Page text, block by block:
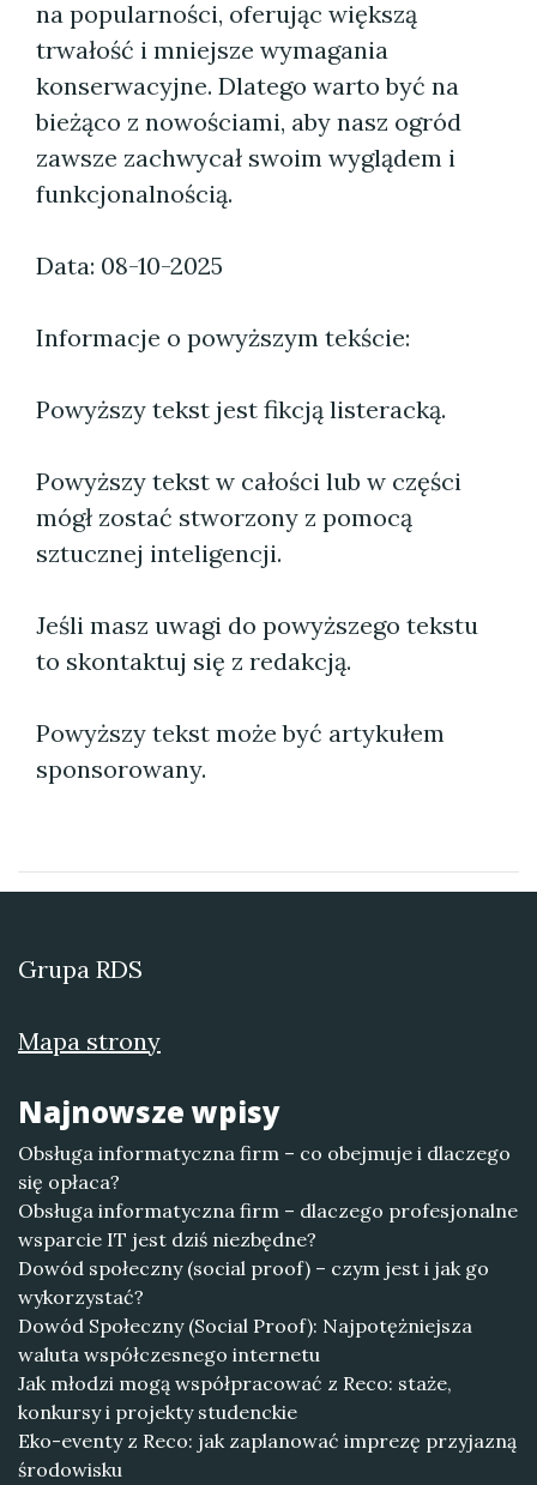
na popularności, oferując większą
trwałość i mniejsze wymagania
konserwacyjne. Dlatego warto być na
bieżąco z nowościami, aby nasz ogród
zawsze zachwycał swoim wyglądem i
funkcjonalnością.
Data: 08-10-2025
Informacje o powyższym tekście:
Powyższy tekst jest fikcją listeracką.
Powyższy tekst w całości lub w części
mógł zostać stworzony z pomocą
sztucznej inteligencji.
Jeśli masz uwagi do powyższego tekstu
to skontaktuj się z redakcją.
Powyższy tekst może być artykułem
sponsorowany.
Grupa RDS
Mapa strony
Najnowsze wpisy
Obsługa informatyczna firm – co obejmuje i dlaczego
się opłaca?
Obsługa informatyczna firm – dlaczego profesjonalne
wsparcie IT jest dziś niezbędne?
Dowód społeczny (social proof) – czym jest i jak go
wykorzystać?
Dowód Społeczny (Social Proof): Najpotężniejsza
waluta współczesnego internetu
Jak młodzi mogą współpracować z Reco: staże,
konkursy i projekty studenckie
Eko-eventy z Reco: jak zaplanować imprezę przyjazną
środowisku